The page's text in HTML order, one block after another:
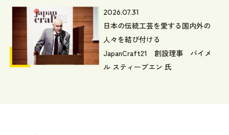
2026.07.31
日本の伝統工芸を愛する国内外の
人々を結び付ける
JapanCraft21 創設理事 バイメ
ル スティーブエン 氏